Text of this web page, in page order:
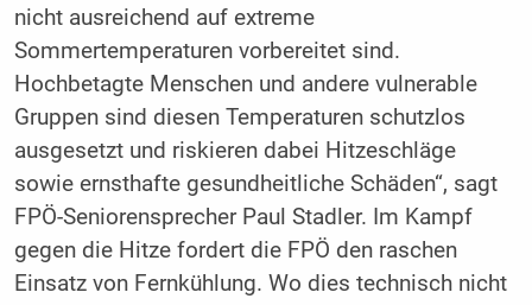
nicht ausreichend auf extreme
Sommertemperaturen vorbereitet sind.
Hochbetagte Menschen und andere vulnerable
Gruppen sind diesen Temperaturen schutzlos
ausgesetzt und riskieren dabei Hitzeschläge
sowie ernsthafte gesundheitliche Schäden“, sagt
FPÖ-Seniorensprecher Paul Stadler. Im Kampf
gegen die Hitze fordert die FPÖ den raschen
Einsatz von Fernkühlung. Wo dies technisch nicht